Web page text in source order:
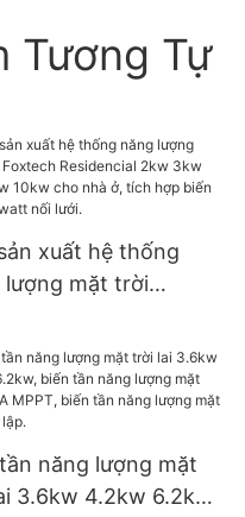
Tương Tự
xuất hệ thống
lượng mặt trời
8kw 10kw cho
tích hợp biến tần
nối lưới.
năng lượng mặt
3.6kw 4.2kw 6.2kw,